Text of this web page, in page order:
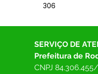
306
SERVIÇO DE
Prefeitura de
CNPJ